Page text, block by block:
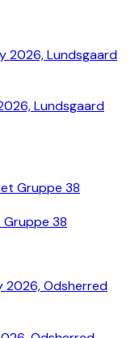
Lundsgaard
Gruppe 38